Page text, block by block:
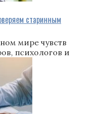
старинным
мире чувств
психологов и